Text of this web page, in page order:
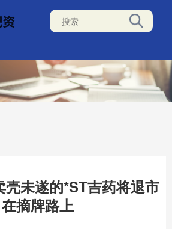
壳未遂的*ST吉药将退市
摘牌路上